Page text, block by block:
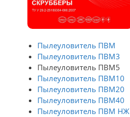
Пылеуловитель ПВМ
Пылеуловитель ПВМ3
Пылеуловитель ПВМ5
Пылеуловитель ПВМ10
Пылеуловитель ПВМ20
Пылеуловитель ПВМ40
Пылеуловитель ПВМ НЖ